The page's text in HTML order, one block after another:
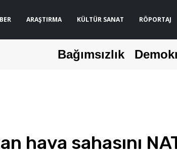
ARAŞTIRMA KÜLTÜR SANAT RÖPORTAJ
Bağımsızlık
hava sahasını